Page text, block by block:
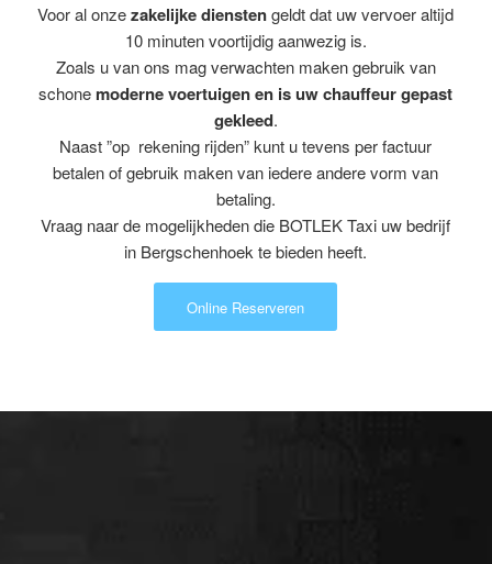
Voor al onzezakelijke dienstengeldt dat uw vervoer altijd
10 minuten voortijdig aanwezig is.
Zoals u van ons mag verwachten maken gebruik van
schone moderne voertuigen en is uw chauffeur gepast
gekleed.
Naast ”op rekening rijden” kunt u tevens per factuur
betalen of gebruik maken van iedere andere vorm van
betaling.
Vraag naar de mogelijkheden die BOTLEK Taxi uw bedrijf
in Bergschenhoek te bieden heeft.
Online Reserveren